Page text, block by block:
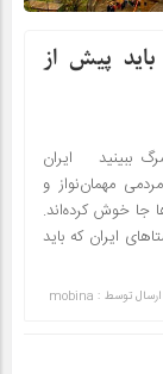
پیش از
ببینید ایران
مهمان‌نواز و
جا خوش کرده‌اند.
ایران که باید
ارسال توسط : mobina